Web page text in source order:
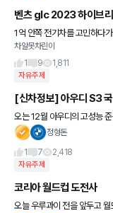
벤츠 glc 2023 하이브
1억 안쪽 전기차를 고민하다
다. 지금은 이 차량을 생각중인데 꼭 필요한 옵션이나 근본 색상 혹은 더 좋은 차량 추
주시면 감사하겠습니다
차알못차린이
1
9 1,811
자유주제
[신차정보] 아우디 S3
오는 12월 아우디의 고성능 준중형 S3가 출시한다는 소식
거 2015년 잠깐 아코에서 3세대 S3를 판매하였으나
정형돈
1
7 2,418
자유주제
코리아 월드컵 도전사
오늘 우루과이 전을 앞두고 월